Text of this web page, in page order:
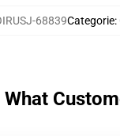
68839Categorie:
What